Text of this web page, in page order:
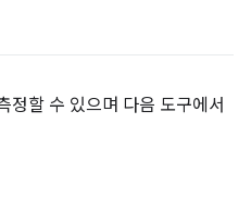
정할 수 있으며 다음 도구에서